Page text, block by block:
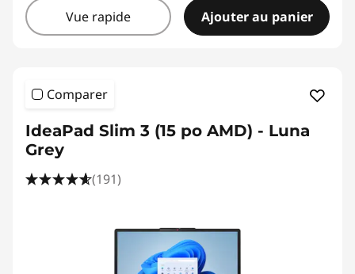
Vue rapide Ajouter au panier
Comparer
IdeaPad Slim 3 (15 po AMD) - Luna
Grey
(191)